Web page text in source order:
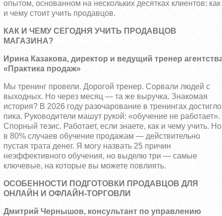
опытом, основанном на нескольких десятках клиентов: как
и чему стоит учить продавцов.
КАК И ЧЕМУ СЕГОДНЯ УЧИТЬ ПРОДАВЦОВ
МАГАЗИНА?
Ирина Казакова, директор и ведущий тренер
«Практика продаж»
Мы тренинг провели. Дорогой тренер. Сорвали людей с
выходных. Но через месяц — та же выручка. Знакомая
история? В 2026 году разочарование в тренингах достигло
пика. Руководители машут рукой: «обучение не работает».
Спорный тезис. Работает, если знаете, как и чему учить. Но
в 80% случаев обучение продажам — действительно
пустая трата денег. Я могу назвать 25 причин
неэффективного обучения, но выделю три — самые
ключевые, на которые вы можете повлиять.
ОСОБЕННОСТИ ПОДГОТОВКИ ПРОДАВЦОВ ДЛЯ
ОНЛАЙН И ОФЛАЙН-ТОРГОВЛИ
Дмитрий Чернышов, консультант по управлению